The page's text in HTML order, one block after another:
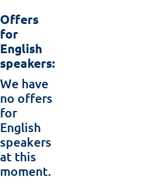
Offers
for
English
speakers:
We have
no offers
for
English
speakers
at this
moment.